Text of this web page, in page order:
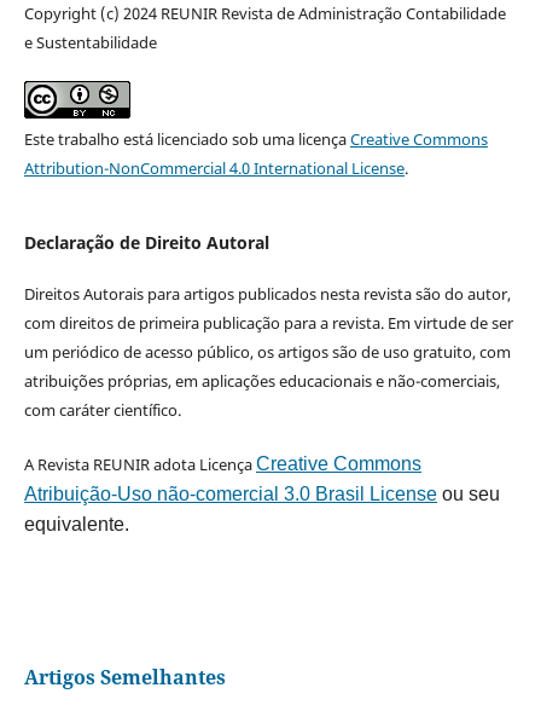
Copyright (c) 2024 REUNIR Revista de Administração Contabilidade
e Sustentabilidade
Este trabalho está licenciado sob uma licençaCreative Commons
Attribution-NonCommercial 4.0 International License.
Declaração de Direito Autoral
Direitos Autorais para artigos publicados nesta revista são do autor,
com direitos de primeira publicação para a revista. Em virtude de ser
um periódico de acesso público, os artigos são de uso gratuito, com
atribuições próprias, em aplicações educacionais e não-comerciais,
com caráter científico.
A Revista REUNIR adota LicençaCreative Commons
Atribuição-Uso não-comercial 3.0 Brasil Licenseou seu
equivalente.
Artigos Semelhantes